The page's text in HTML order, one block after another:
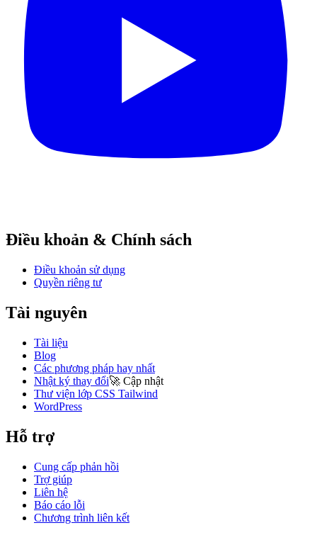
Điều khoản & Chính sách
Điều khoản sử dụng
Quyền riêng tư
Tài nguyên
Tài liệu
Blog
Các phương pháp hay nhất
Nhật ký thay đổi🚀 Cập nhật
Thư viện lớp CSS Tailwind
WordPress
Hỗ trợ
Cung cấp phản hồi
Trợ giúp
Liên hệ
Báo cáo lỗi
Chương trình liên kết